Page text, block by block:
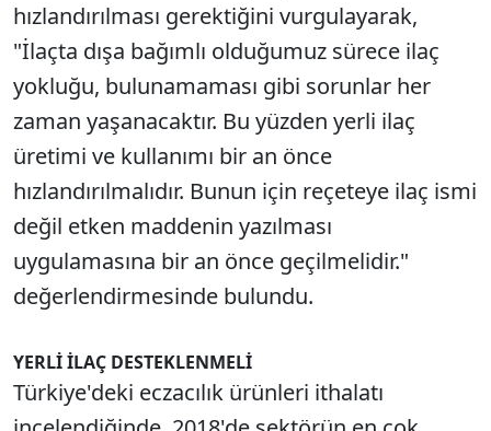
hızlandırılması gerektiğini vurgulayarak,
"İlaçta dışa bağımlı olduğumuz sürece ilaç
yokluğu, bulunamaması gibi sorunlar her
zaman yaşanacaktır. Bu yüzden yerli ilaç
üretimi ve kullanımı bir an önce
hızlandırılmalıdır. Bunun için reçeteye ilaç ismi
değil etken maddenin yazılması
uygulamasına bir an önce geçilmelidir."
değerlendirmesinde bulundu.
YERLİ İLAÇ DESTEKLENMELİ
Türkiye'deki eczacılık ürünleri ithalatı